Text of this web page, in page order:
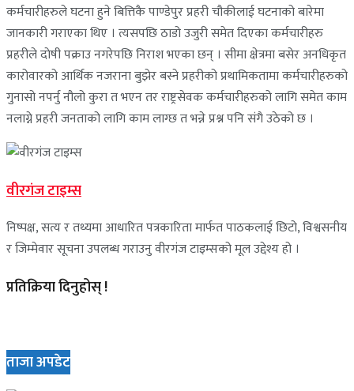
कर्मचारीहरुले घटना हुने बित्तिकै पाण्डेपुर प्रहरी चौकीलाई घटनाको बारेमा
जानकारी गराएका थिए । त्यसपछि ठाडो उजुरी समेत दिएका कर्मचारीहरु
प्रहरीले दाेषी पक्राउ नगरेपछि निराश भएका छन् । सीमा क्षेत्रमा बसेर अनधिकृत
कारोवारको आर्थिक नजराना बुझेर बस्ने प्रहरीको प्रथामिकतामा कर्मचारीहरुको
गुनासो नपर्नु नौलो कुरा त भएन तर राष्ट्रसेवक कर्मचारीहरुको लागि समेत काम
नलाग्ने प्रहरी जनताको लागि काम लाग्छ त भन्ने प्रश्न पनि संगै उठेको छ ।
वीरगंज टाइम्स
निष्पक्ष, सत्य र तथ्यमा आधारित पत्रकारिता मार्फत पाठकलाई छिटो, विश्वसनीय
र जिम्मेवार सूचना उपलब्ध गराउनु वीरगंज टाइम्सको मूल उद्देश्य हो ।
प्रतिक्रिया दिनुहोस् !
ताजा अपडेट